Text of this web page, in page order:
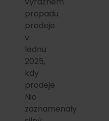
propadu
prodeje
v
lednu
2025,
kdy
prodeje
Nio
zaznamenaly